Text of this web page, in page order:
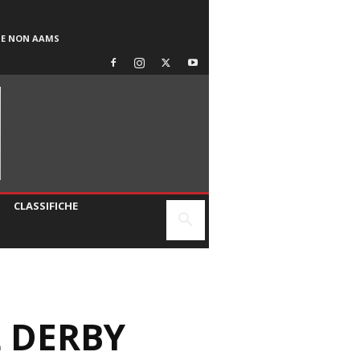
NON AAMS
CLASSIFICHE